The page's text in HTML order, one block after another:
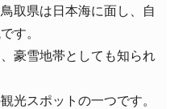
取県は日本海に面し、自
す。
豪雪地帯としても知られ
光スポットの一つです。